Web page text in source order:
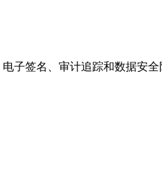
子签名、审计追踪和数据安全